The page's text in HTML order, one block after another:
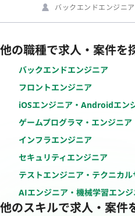
バックエンドエンジニア
他の職種で求人・案件を
バックエンドエンジニア
フロントエンジニア
iOSエンジニア・Androidエン
ゲームプログラマ・エンジニア
インフラエンジニア
セキュリティエンジニア
テストエンジニア・テクニカル
AIエンジニア・機械学習エン
他のスキルで求人・案件